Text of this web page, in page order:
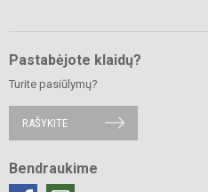
Pastabėjote klaidų?
Turite pasiūlymų?
RAŠYKITE
Bendraukime